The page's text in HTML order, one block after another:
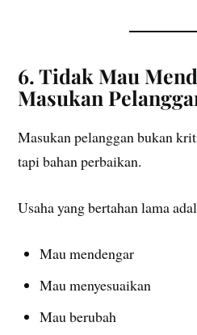
6. Tidak Mau
Masukan
Masukan pelanggan bukan
tapi bahan perbaikan.
Usaha yang bertahan lama
Mau mendengar
Mau menyesuaikan
Mau berubah